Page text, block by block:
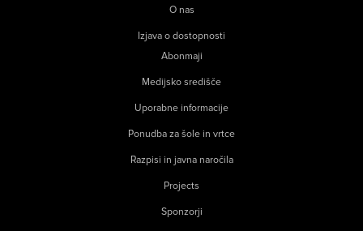
O nas
Izjava o dostopnosti
Abonmaji
Medijsko središče
Uporabne informacije
Ponudba za šole in vrtce
Razpisi in javna naročila
Projects
Sponzorji